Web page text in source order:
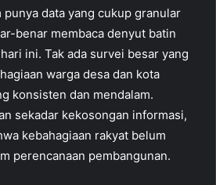
punya data yang cukup granular
benar membaca denyut batin
ini. Tak ada survei besar yang
warga desa dan kota
konsisten dan mendalam.
sekadar kekosongan informasi,
kebahagiaan rakyat belum
perencanaan pembangunan.